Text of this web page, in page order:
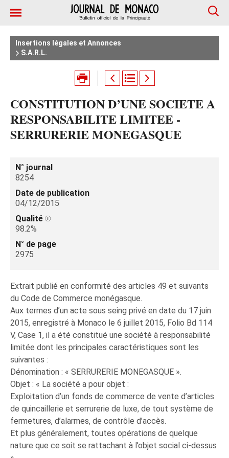
Insertions légales et Annonces
S.A.R.L.
CONSTITUTION D’UNE SOCIETE A
RESPONSABILITE LIMITEE -
SERRURERIE MONEGASQUE
N° journal
8254
Date de publication
04/12/2015
Qualité
98.2%
N° de page
2975
Extrait publié en conformité des articles 49 et suivants
du Code de Commerce monégasque.
Aux termes d’un acte sous seing privé en date du 17 juin
2015, enregistré à Monaco le 6 juillet 2015, Folio Bd 114
V, Case 1, il a été constitué une société à responsabilité
limitée dont les principales caractéristiques sont les
suivantes :
Dénomination : « SERRURERIE MONEGASQUE ».
Objet : « La société a pour objet :
Exploitation d’un fonds de commerce de vente d’articles
de quincaillerie et serrurerie de luxe, de tout système de
fermetures, d’alarmes, de contrôle d’accès.
Et plus généralement, toutes opérations de quelque
nature que ce soit se rattachant à l’objet social ci-dessus